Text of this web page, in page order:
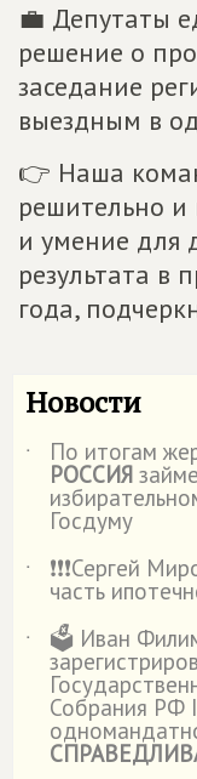
💼 Депутаты
решение о
заседание
выездным в
👉 Наша
решительно и
и умение для
результата в
года,
Новости
˙ По итогам
РОССИЯ
Госдуму
˙
❗️❗️❗️Сергей
часть
˙
🗳️ Иван
Собрания РФ